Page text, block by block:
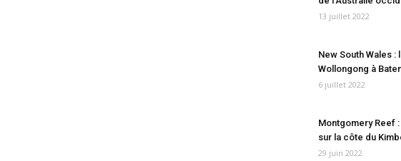
13 juillet 2022
New South Wales :
Wollongong à
6 juillet 2022
Montgomery Reef
sur la côte du
29 juin 2022